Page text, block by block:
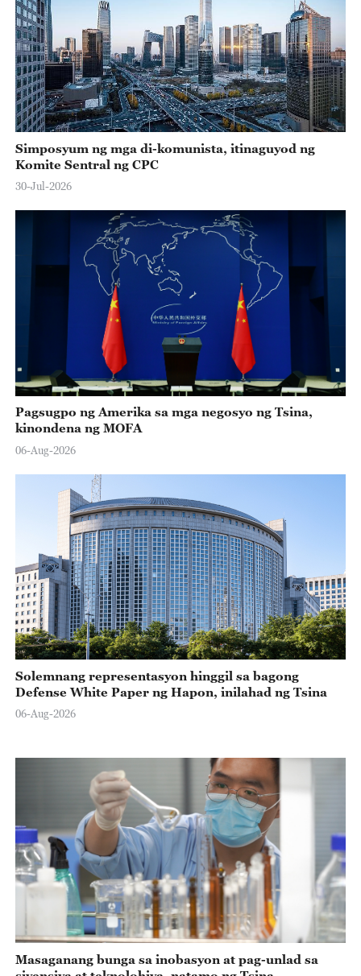
Simposyum ng mga di-komunista, itinaguyod ng
Komite Sentral ng CPC
30-Jul-2026
Pagsugpo ng Amerika sa mga negosyo ng Tsina,
kinondena ng MOFA
06-Aug-2026
Solemnang representasyon hinggil sa bagong
Defense White Paper ng Hapon, inilahad ng Tsina
06-Aug-2026
Masaganang bunga sa inobasyon at pag-unlad sa